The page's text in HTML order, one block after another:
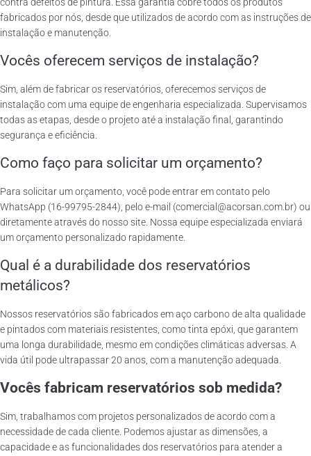
fabricados por nós, desde que utilizados de acordo com as instruções de
instalação e manutenção.
Vocês oferecem serviços de instalação?
Sim, além de fabricar os reservatórios, oferecemos serviços de
instalação com uma equipe de engenharia especializada. Supervisamos
todas as etapas, desde o projeto até a instalação final, garantindo
segurança e eficiência.
Como faço para solicitar um orçamento?
Para solicitar um orçamento, você pode entrar em contato pelo
WhatsApp (16-99795-2844), pelo e-mail (comercial@acorsan.com.br) ou
diretamente através do nosso site. Nossa equipe especializada enviará
um orçamento personalizado rapidamente.
Qual é a durabilidade dos reservatórios
metálicos?
Nossos reservatórios são fabricados em aço carbono de alta qualidade
e pintados com materiais resistentes, como tinta epóxi, que garantem
uma longa durabilidade, mesmo em condições climáticas adversas. A
vida útil pode ultrapassar 20 anos, com a manutenção adequada.
Vocês fabricam reservatórios sob medida?
Sim, trabalhamos com projetos personalizados de acordo com a
necessidade de cada cliente. Podemos ajustar as dimensões, a
capacidade e as funcionalidades dos reservatórios para atender a